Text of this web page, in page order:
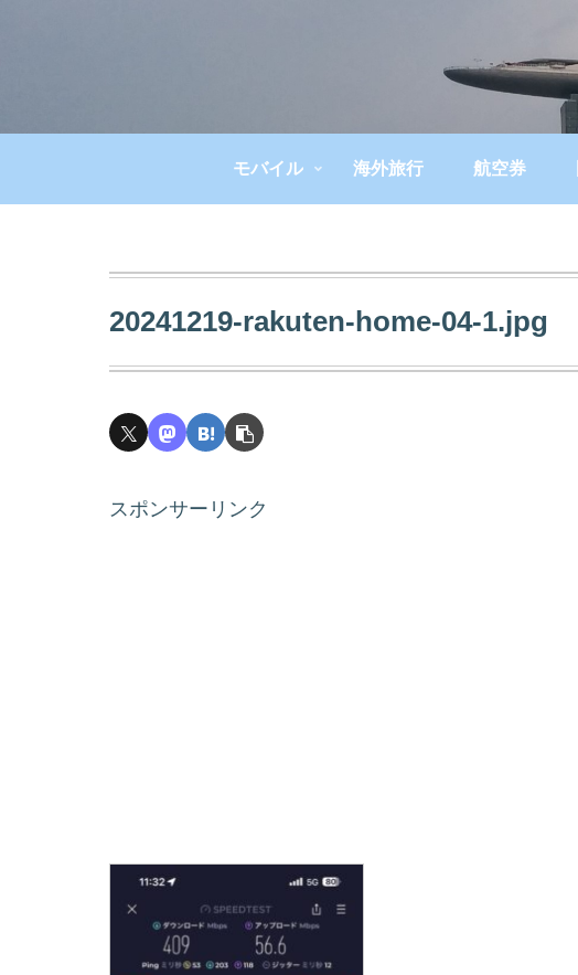
モバイル 海外旅行 航空券
20241219-rakuten-home-04-1.jpg
スポンサーリンク